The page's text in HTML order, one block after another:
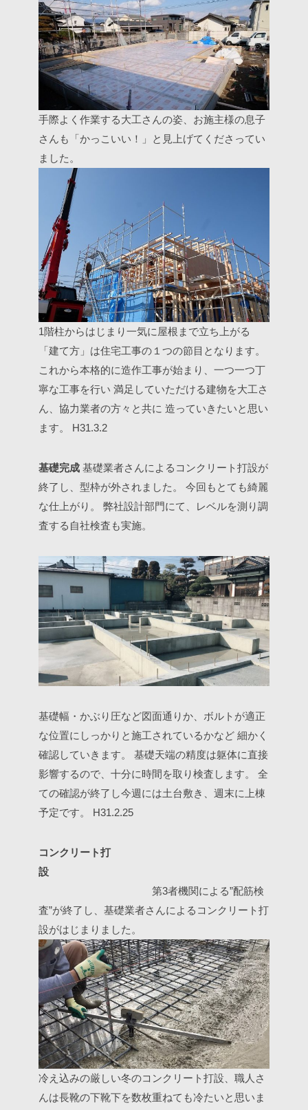
手際よく作業する大工さんの姿、お施主様の息子
さんも「かっこいい！」と見上げてくださってい
ました。
1階柱からはじまり一気に屋根まで立ち上がる
「建て方」は住宅工事の１つの節目となります。
これから本格的に造作工事が始まり、一つ一つ丁
寧な工事を行い 満足していただける建物を大工さ
ん、協力業者の方々と共に 造っていきたいと思い
ます。
H31.3.2
基礎完成 基礎業者さんによるコンクリート打設が
終了し、型枠が外されました。 今回もとても綺麗
な仕上がり。
弊社設計部門にて、レベルを測り調
査する自社検査も実施。
基礎幅・かぶり圧など図面通りか、ボルトが適正
な位置にしっかりと施工されているかなど 細かく
確認していきます。
基礎天端の精度は躯体に直接
影響するので、十分に時間を取り検査します。
全
ての確認が終了し今週には土台敷き、週末に上棟
予定です。
H31.2.25
コンクリート打
設
第3者機関による”配筋検
査”が終了し、基礎業者さんによるコンクリート打
設がはじまりました。
冷え込みの厳しい冬のコンクリート打設、職人さ
んは長靴の下靴下を数枚重ねても冷たいと思いま